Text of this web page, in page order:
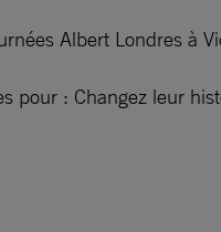
Albert Londres à
pour : Changez leur